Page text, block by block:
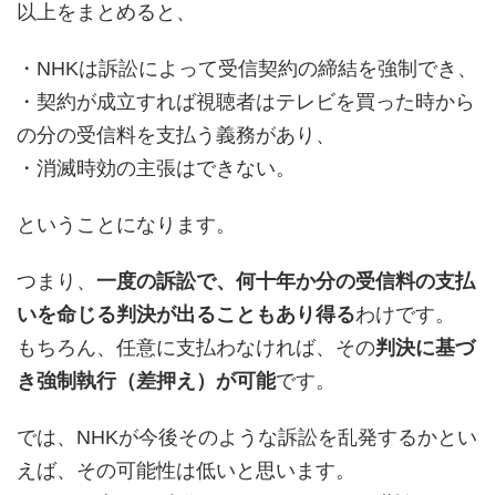
以上をまとめると、
・NHKは訴訟によって受信契約の締結を強制でき、
・契約が成立すれば視聴者はテレビを買った時から
の分の受信料を支払う義務があり、
・消滅時効の主張はできない。
ということになります。
つまり、 一度の訴訟で、何十年か分の受信料の支払
いを命じる判決が出ることもあり得るわけです。
もちろん、任意に支払わなければ、その判決に基づ
き強制執行（差押え）が可能です。
では、NHKが今後そのような訴訟を乱発するかとい
えば、その可能性は低いと思います。